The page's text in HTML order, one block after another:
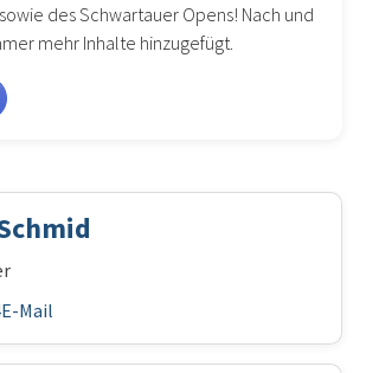
des Schwartauer Opens! Nach und
mehr Inhalte hinzugefügt.
E-Mail